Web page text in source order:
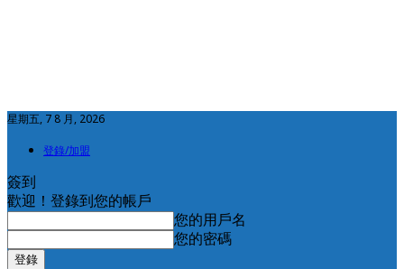
星期五, 7 8 月, 2026
登錄/加盟
簽到
歡迎！登錄到您的帳戶
您的用戶名
您的密碼